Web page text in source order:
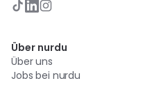
Über nurdu
Über uns
Jobs bei nurdu